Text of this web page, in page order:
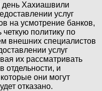
Хахиашвили
услуг
на усмотрение банков,
политику по
внешних специалистов
услуг
их рассматривать
отдельности, и
они могут
отказано.